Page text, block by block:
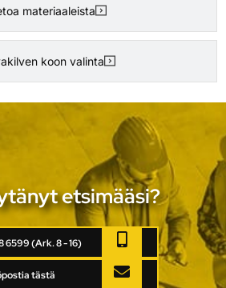
materiaaleista
koon valinta
etsimääsi?
6599 (Ark. 8 - 16)
tästä